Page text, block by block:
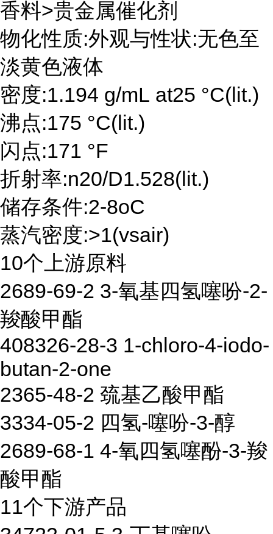
香料>贵金属催化剂
物化性质:外观与性状:无色至
淡黄色液体
密度:1.194 g/mL at25 °C(lit.)
沸点:175 °C(lit.)
闪点:171 °F
折射率:n20/D1.528(lit.)
储存条件:2-8oC
蒸汽密度:>1(vsair)
10个上游原料
2689-69-2 3-氧基四氢噻吩-2-
羧酸甲酯
408326-28-3 1-chloro-4-iodo-
butan-2-one
2365-48-2 巯基乙酸甲酯
3334-05-2 四氢-噻吩-3-醇
2689-68-1 4-氧四氢噻酚-3-羧
酸甲酯
11个下游产品